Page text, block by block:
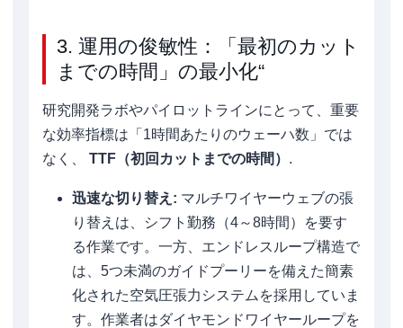
3. 運用の俊敏性：「最初のカット
までの時間」の最小化“
研究開発ラボやパイロットラインにとって、重要
な効率指標は「1時間あたりのウェーハ数」では
なく、 TTF（初回カットまでの時間） .
迅速な切り替え: マルチワイヤーウェブの張
り替えは、シフト勤務（4～8時間）を要す
る作業です。一方、エンドレスループ構造で
は、5つ未満のガイドプーリーを備えた簡素
化された空気圧張力システムを採用していま
す。作業者はダイヤモンドワイヤーループを